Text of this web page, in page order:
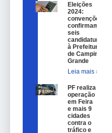
Eleições
2024:
convenções
confirmam
seis
candidaturas
à Prefeitura
de Campina
Grande
Leia mais »
PF realiza
operação
em Feira
e mais 9
cidades
contra o
tráfico e